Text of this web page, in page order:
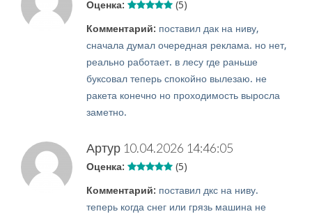
Оценка: (5)
Комментарий: поставил дак на ниву,
сначала думал очередная реклама. но нет,
реально работает. в лесу где раньше
буксовал теперь спокойно вылезаю. не
ракета конечно но проходимость выросла
заметно.
Артур 10.04.2026 14:46:05
Оценка: (5)
Комментарий: поставил дкс на ниву.
теперь когда снег или грязь машина не